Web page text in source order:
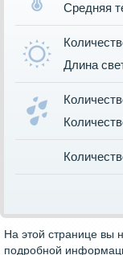
Средняя
Длина
На этой странице вы
подробной